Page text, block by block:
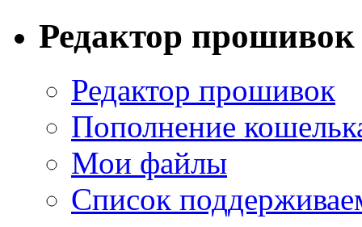
Редактор прошивок
Редактор прошивок
Пополнение
Мои файлы
Список